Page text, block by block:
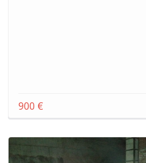
900 €